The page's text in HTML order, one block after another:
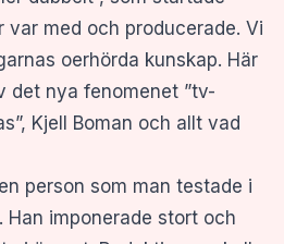
var med och producerade. Vi
oerhörda kunskap. Här
det nya fenomenet ”tv-
Kjell Boman och allt vad
person som man testade i
Han imponerade stort och